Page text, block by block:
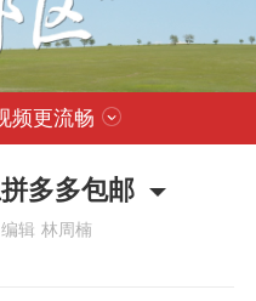
频更流畅
多多包邮
辑 林周楠